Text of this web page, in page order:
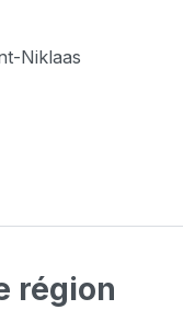
Niklaas
région